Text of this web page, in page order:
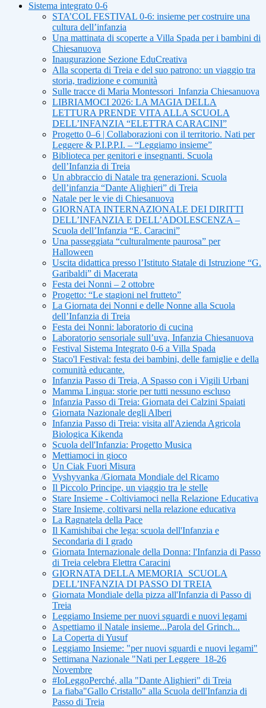
Sistema integrato 0-6
STA’COL FESTIVAL 0-6: insieme per costruire una
cultura dell’infanzia
Una mattinata di scoperte a Villa Spada per i bambini di
Chiesanuova
Inaugurazione Sezione EduCreativa
Alla scoperta di Treia e del suo patrono: un viaggio tra
storia, tradizione e comunità
Sulle tracce di Maria Montessori_Infanzia Chiesanuova
LIBRIAMOCI 2026: LA MAGIA DELLA
LETTURA PRENDE VITA ALLA SCUOLA
DELL’INFANZIA “ELETTRA CARACINI”
Progetto 0–6 | Collaborazioni con il territorio. Nati per
Leggere & P.I.P.P.I. – “Leggiamo insieme”
Biblioteca per genitori e insegnanti. Scuola
dell’Infanzia di Treia
Un abbraccio di Natale tra generazioni. Scuola
dell’infanzia “Dante Alighieri” di Treia
Natale per le vie di Chiesanuova
GIORNATA INTERNAZIONALE DEI DIRITTI
DELL’INFANZIA E DELL’ADOLESCENZA –
Scuola dell’Infanzia “E. Caracini”
Una passeggiata “culturalmente paurosa” per
Halloween
Uscita didattica presso l’Istituto Statale di Istruzione “G.
Garibaldi” di Macerata
Festa dei Nonni – 2 ottobre
Progetto: “Le stagioni nel frutteto”
La Giornata dei Nonni e delle Nonne alla Scuola
dell’Infanzia di Treia
Festa dei Nonni: laboratorio di cucina
Laboratorio sensoriale sull’uva, Infanzia Chiesanuova
Festival Sistema Integrato 0-6 a Villa Spada
Staco'l Festival: festa dei bambini, delle famiglie e della
comunità educante.
Infanzia Passo di Treia, A Spasso con i Vigili Urbani
Mamma Lingua: storie per tutti nessuno escluso
Infanzia Passo di Treia: Giornata dei Calzini Spaiati
Giornata Nazionale degli Alberi
Infanzia Passo di Treia: visita all'Azienda Agricola
Biologica Kikenda
Scuola dell'Infanzia: Progetto Musica
Mettiamoci in gioco
Un Ciak Fuori Misura
Vyshyvanka /Giornata Mondiale del Ricamo
Il Piccolo Principe, un viaggio tra le stelle
Stare Insieme - Coltiviamoci nella Relazione Educativa
Stare Insieme, coltivarsi nella relazione educativa
La Ragnatela della Pace
Il Kamishibai che lega: scuola dell'Infanzia e
Secondaria di I grado
Giornata Internazionale della Donna: l'Infanzia di Passo
di Treia celebra Elettra Caracini
GIORNATA DELLA MEMORIA_SCUOLA
DELL’INFANZIA DI PASSO DI TREIA
Giornata Mondiale della pizza all'Infanzia di Passo di
Treia
Leggiamo Insieme per nuovi sguardi e nuovi legami
Aspettiamo il Natale insieme...Parola del Grinch...
La Coperta di Yusuf
Leggiamo Insieme: "per nuovi sguardi e nuovi legami"
Settimana Nazionale "Nati per Leggere_18-26
Novembre
#IoLeggoPerché, alla "Dante Alighieri" di Treia
La fiaba"Gallo Cristallo" alla Scuola dell'Infanzia di
Passo di Treia